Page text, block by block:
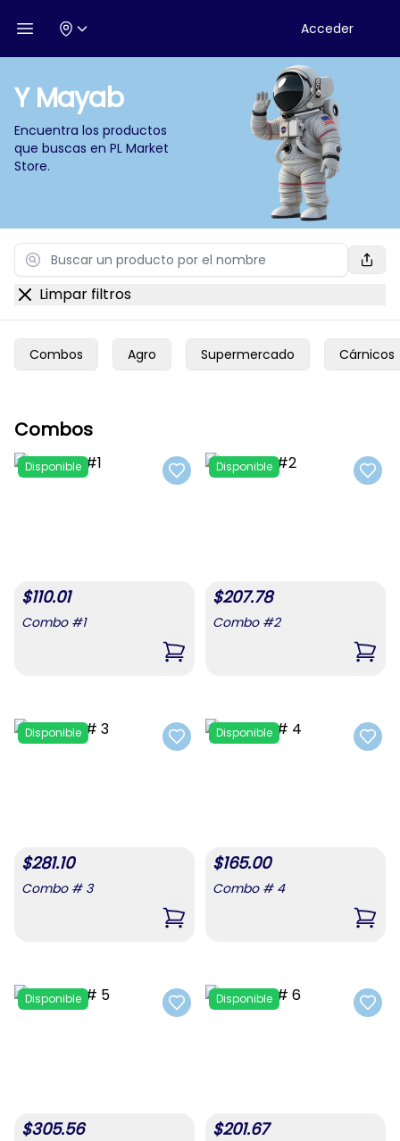
Open menu Acceder
Y Mayab
Encuentra los productos
que buscas en PL Market
Store.
Search
Limpar filtros
Combos Agro Supermercado Cárnicos
Combos
Add to favorites
Disponible
$110.01
Combo #1
,Combo #1
Add
Disponible
$207.78
Combo #2
,
Add to favorites
Disponible
$281.10
Combo # 3
,Combo # 3
Add
Disponible
$165.00
Combo # 4
,
Add to favorites
Disponible
$305.56
Add
Disponible
$201.67